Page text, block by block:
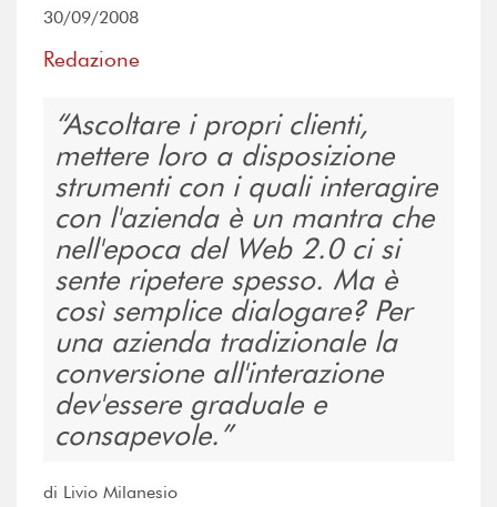
30/09/2008
Redazione
Ascoltare i propri clienti,
mettere loro a disposizione
strumenti con i quali interagire
con l'azienda è un mantra che
nell'epoca del Web 2.0 ci si
sente ripetere spesso. Ma è
così semplice dialogare? Per
una azienda tradizionale la
conversione all'interazione
dev'essere graduale e
consapevole.
di Livio Milanesio